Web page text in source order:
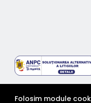
Folosim module